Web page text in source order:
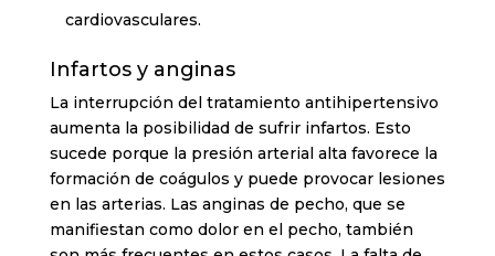
cardiovasculares.
Infartos y anginas
La interrupción del tratamiento antihipertensivo
aumenta la posibilidad de sufrir infartos. Esto
sucede porque la presión arterial alta favorece la
formación de coágulos y puede provocar lesiones
en las arterias. Las anginas de pecho, que se
manifiestan como dolor en el pecho, también